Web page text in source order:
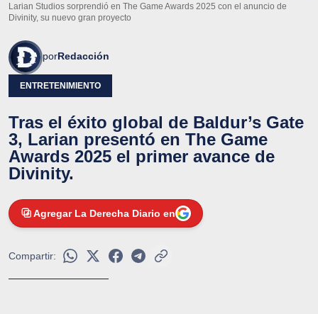
Larian Studios sorprendió en The Game Awards 2025 con el anuncio de
Divinity, su nuevo gran proyecto
porRedacción
ENTRETENIMIENTO
Tras el éxito global de Baldur’s Gate
3, Larian presentó en The Game
Awards 2025 el primer avance de
Divinity.
Agregar La Derecha Diario en
Compartir: